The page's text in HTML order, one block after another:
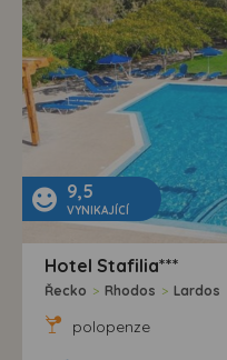
9,5
VYNIKAJÍCÍ
Hotel Stafilia***
Řecko > Rhodos > Lardos
polopenze